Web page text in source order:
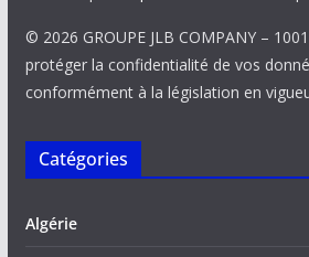
© 2026 GROUPE JLB COMPANY –
protéger la confidentialité de vos
conformément à la législation en
Catégories
Algérie